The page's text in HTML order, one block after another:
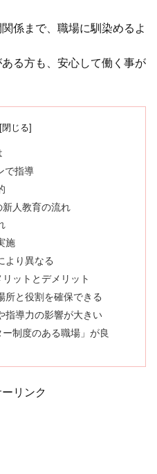
係まで、職場に馴染めるよ
る方も、安心して働く事が
で指導
人教育の流れ
施
より異なる
ットとデメリット
所と役割を確保できる
指導力の影響が大きい
制度のある職場」が良
リンク